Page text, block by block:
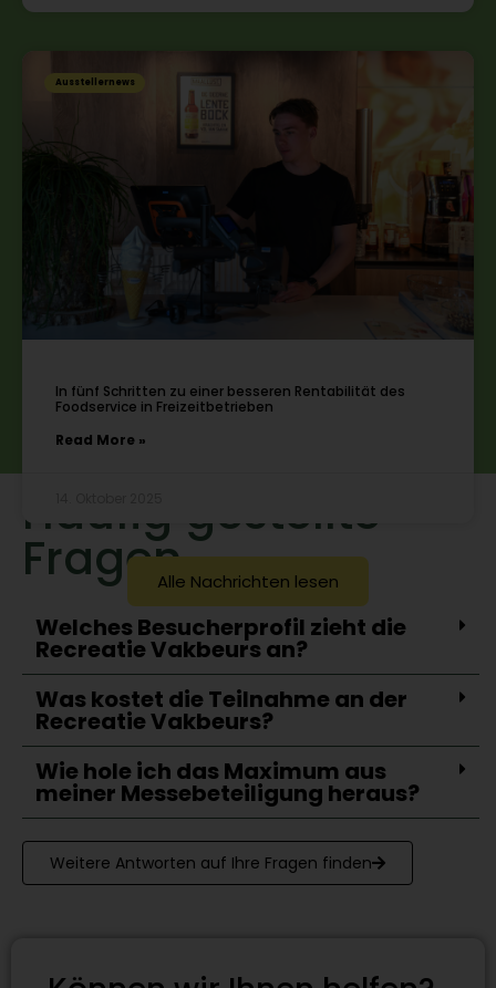
Ausstellernews
In fünf Schritten zu einer besseren Rentabilität des
Foodservice in Freizeitbetrieben
Read More »
Alle Nachrichten lesen
Häufig gestellte
Fragen
Welches Besucherprofil zieht die
Recreatie Vakbeurs an?
Was kostet die Teilnahme an der
Recreatie Vakbeurs?
Wie hole ich das Maximum aus
meiner Messebeteiligung heraus?
Weitere Antworten auf Ihre Fragen finden